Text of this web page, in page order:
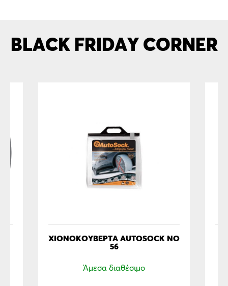
BLACK FRIDAY CORNER
ΧΙΟΝΟΚΟΥΒΈΡΤΑ ΑUTOSOCK NO
56
Άμεσα διαθέσιμο